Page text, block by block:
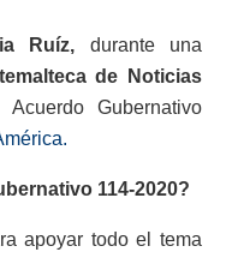
Ruíz, durante una
de Noticias
Gubernativo
114-2020?
apoyar todo el tema